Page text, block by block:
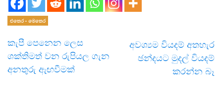
එතෙර - මෙතෙර
කැපී පෙනෙන ලෙස
ශක්තිමත් වන රුපියල ගැන
අනතුරු ඇඟවීමක්
අවශ්‍යම වියදම් අතහැර
ඡන්දයට මුදල් වියදම්
කරන්න බෑ